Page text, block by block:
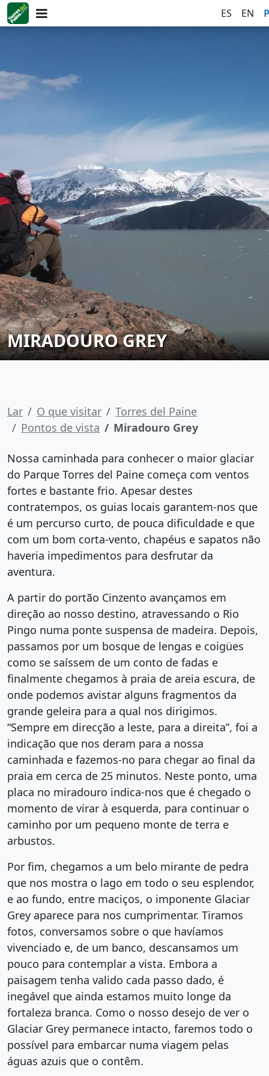
ES EN
MIRADOURO GREY
Lar O que visitar
Torres del Paine
Pontos de vista
Miradouro Grey
Nossa caminhada para conhecer o maior glaciar
do Parque Torres del Paine começa com ventos
fortes e bastante frio. Apesar destes
contratempos, os guias locais garantem-nos que
é um percurso curto, de pouca dificuldade e que
com um bom corta-vento, chapéus e sapatos não
haveria impedimentos para desfrutar da
aventura.
A partir do portão Cinzento avançamos em
direção ao nosso destino, atravessando o Rio
Pingo numa ponte suspensa de madeira. Depois,
passamos por um bosque de lengas e coigües
como se saíssem de um conto de fadas e
finalmente chegamos à praia de areia escura, de
onde podemos avistar alguns fragmentos da
grande geleira para a qual nos dirigimos.
“Sempre em direcção a leste, para a direita”, foi a
indicação que nos deram para a nossa
caminhada e fazemos-no para chegar ao final da
praia em cerca de 25 minutos. Neste ponto, uma
placa no miradouro indica-nos que é chegado o
momento de virar à esquerda, para continuar o
caminho por um pequeno monte de terra e
arbustos.
Por fim, chegamos a um belo mirante de pedra
que nos mostra o lago em todo o seu esplendor,
e ao fundo, entre maciços, o imponente Glaciar
Grey aparece para nos cumprimentar. Tiramos
fotos, conversamos sobre o que havíamos
vivenciado e, de um banco, descansamos um
pouco para contemplar a vista. Embora a
paisagem tenha valido cada passo dado, é
inegável que ainda estamos muito longe da
fortaleza branca. Como o nosso desejo de ver o
Glaciar Grey permanece intacto, faremos todo o
possível para embarcar numa viagem pelas
águas azuis que o contêm.